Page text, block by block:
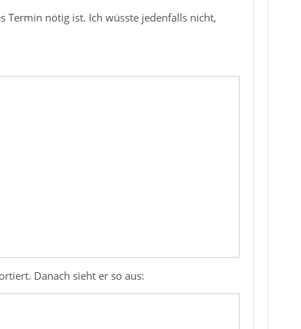
Termin nötig ist. Ich wüsste jedenfalls nicht,
Danach sieht er so aus: